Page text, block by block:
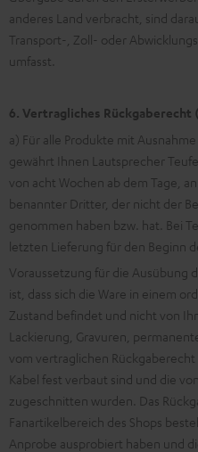
anderes Land verbracht, sind
Transport-, Zoll- oder
umfasst.
6. Vertragliches Rückgaberecht
a) Für alle Produkte mit
gewährt Ihnen Lautsprecher
von acht Wochen ab dem Tage,
benannter Dritter, der nicht der
genommen haben bzw. hat. Bei
letzten Lieferung für den Beginn
Voraussetzung für die Ausübung
ist, dass sich die Ware in einem
Zustand befindet und nicht von
Lackierung, Gravuren,
vom vertraglichen
Kabel fest verbaut sind und die
zugeschnitten wurden. Das
Fanartikelbereich des Shops
Anprobe ausprobiert haben und